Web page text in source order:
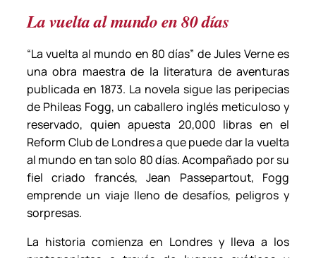
d
a
s
–
J
u
l
e
s
V
e
n
La vuelta al mundo en 80 días
“La vuelta al mundo en 80 días” de Jules Verne es
una obra maestra de la literatura de aventuras
publicada en 1873. La novela sigue las peripecias
de Phileas Fogg, un caballero inglés meticuloso y
reservado, quien apuesta 20,000 libras en el
Reform Club de Londres a que puede dar la vuelta
al mundo en tan solo 80 días. Acompañado por su
fiel criado francés, Jean Passepartout, Fogg
emprende un viaje lleno de desafíos, peligros y
sorpresas.
La historia comienza en Londres y lleva a los